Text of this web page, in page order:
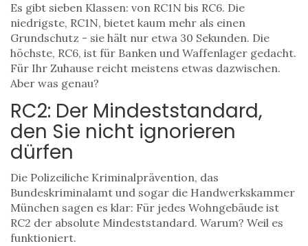
Es gibt sieben Klassen: von RC1N bis RC6. Die
niedrigste, RC1N, bietet kaum mehr als einen
Grundschutz - sie hält nur etwa 30 Sekunden. Die
höchste, RC6, ist für Banken und Waffenlager gedacht.
Für Ihr Zuhause reicht meistens etwas dazwischen.
Aber was genau?
RC2: Der Mindeststandard,
den Sie nicht ignorieren
dürfen
Die Polizeiliche Kriminalprävention, das
Bundeskriminalamt und sogar die Handwerkskammer
München sagen es klar: Für jedes Wohngebäude ist
RC2 der absolute Mindeststandard. Warum? Weil es
funktioniert.